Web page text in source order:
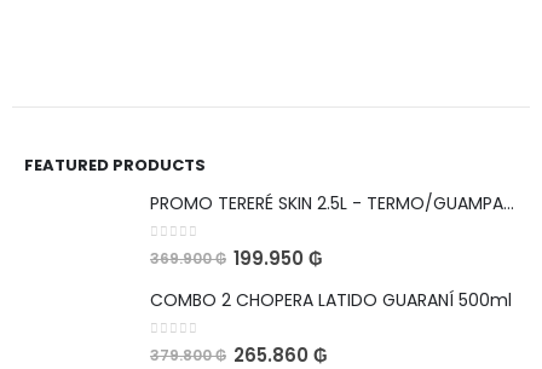
FEATURED PRODUCTS
PROMO TERERÉ SKIN 2.5L - TERMO/GUAMPA/BOMBILLA
0 out of 5
369.900₲ 199.950 ₲
COMBO 2 CHOPERA LATIDO GUARANÍ 500ml
0 out of 5
379.800₲ 265.860 ₲